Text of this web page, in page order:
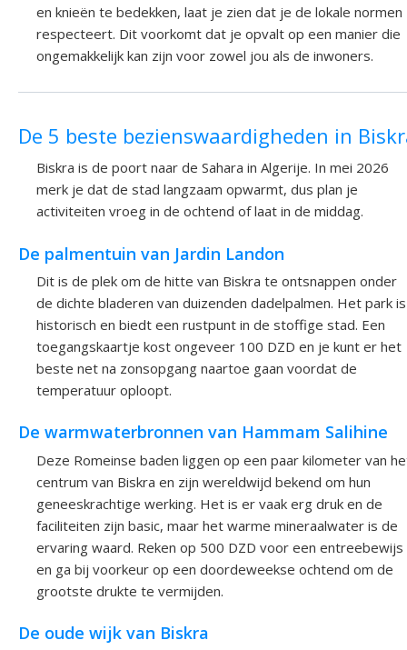
en knieën te bedekken, laat je zien dat je de lokale normen
respecteert. Dit voorkomt dat je opvalt op een manier die
ongemakkelijk kan zijn voor zowel jou als de inwoners.
De 5 beste bezienswaardigheden in
Biskra is de poort naar de Sahara in Algerije. In mei 2026
merk je dat de stad langzaam opwarmt, dus plan je
activiteiten vroeg in de ochtend of laat in de middag.
De palmentuin van Jardin Landon
Dit is de plek om de hitte van Biskra te ontsnappen onder
de dichte bladeren van duizenden dadelpalmen. Het park is
historisch en biedt een rustpunt in de stoffige stad. Een
toegangskaartje kost ongeveer 100 DZD en je kunt er het
beste net na zonsopgang naartoe gaan voordat de
temperatuur oploopt.
De warmwaterbronnen van Hammam Salihine
Deze Romeinse baden liggen op een paar kilometer van
centrum van Biskra en zijn wereldwijd bekend om hun
geneeskrachtige werking. Het is er vaak erg druk en de
faciliteiten zijn basic, maar het warme mineraalwater is de
ervaring waard. Reken op 500 DZD voor een entreebewijs
en ga bij voorkeur op een doordeweekse ochtend om de
grootste drukte te vermijden.
De oude wijk van Biskra